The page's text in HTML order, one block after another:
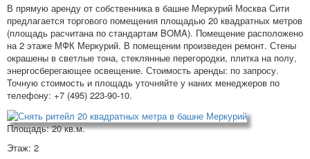
В прямую аренду от собственника в башне Меркурий Москва Сити
предлагается торгового помещения площадью 20 квадратных метров
(площадь расчитана по стандартам BOMA). Помещение расположено
на 2 этаже МФК Меркурий. В помещении произведен ремонт. Стены
окрашены в светлые тона, стеклянные перегородки, плитка на полу,
энергосберегающее освещение. Стоимость аренды: по запросу.
Точную стоимость и площадь уточняйте у наних менеджеров по
телефону: +7 (495) 223-90-10.
Площадь: 20 кв.м.
Этаж: 2